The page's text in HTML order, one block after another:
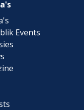
Events